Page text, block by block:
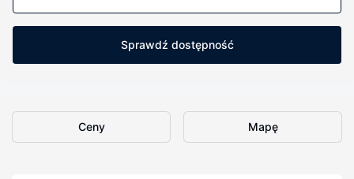
Sprawdź dostępność
Ceny Mapę